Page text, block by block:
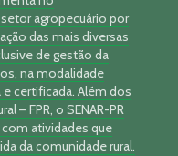
agropecuário por
das mais diversas
de gestão da
na modalidade
certificada. Além dos
– FPR, o SENAR-PR
atividades que
da comunidade rural.